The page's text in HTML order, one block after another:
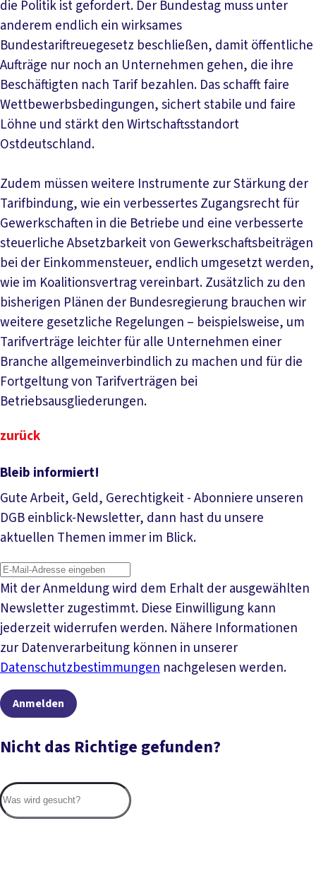
die Politik ist gefordert. Der Bundestag muss unter
anderem endlich ein wirksames
Bundestariftreuegesetz beschließen, damit öffentliche
Aufträge nur noch an Unternehmen gehen, die ihre
Beschäftigten nach Tarif bezahlen. Das schafft faire
Wettbewerbsbedingungen, sichert stabile und faire
Löhne und stärkt den Wirtschaftsstandort
Ostdeutschland.
Zudem müssen weitere Instrumente zur Stärkung der
Tarifbindung, wie ein verbessertes Zugangsrecht für
Gewerkschaften in die Betriebe und eine verbesserte
steuerliche Absetzbarkeit von Gewerkschaftsbeiträgen
bei der Einkommensteuer, endlich umgesetzt werden,
wie im Koalitionsvertrag vereinbart. Zusätzlich zu den
bisherigen Plänen der Bundesregierung brauchen wir
weitere gesetzliche Regelungen – beispielsweise, um
Tarifverträge leichter für alle Unternehmen einer
Branche allgemeinverbindlich zu machen und für die
Fortgeltung von Tarifverträgen bei
Betriebsausgliederungen.
zurück
Bleib informiert!
Gute Arbeit, Geld, Gerechtigkeit - Abonniere unseren
DGB einblick-Newsletter, dann hast du unsere
aktuellen Themen immer im Blick.
Mit der Anmeldung wird dem Erhalt der ausgewählten
Newsletter zugestimmt. Diese Einwilligung kann
jederzeit widerrufen werden. Nähere Informationen
zur Datenverarbeitung können in unserer
Datenschutzbestimmungen nachgelesen werden.
Anmelden
Nicht das Richtige gefunden?